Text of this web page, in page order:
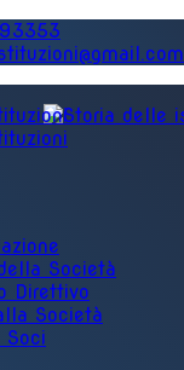
Società
Direttivo
Società
Soci